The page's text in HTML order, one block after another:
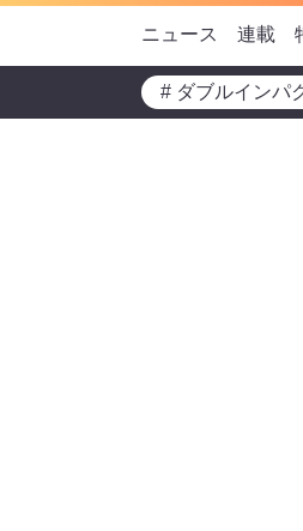
ニュース 連載
# ダブルインパ